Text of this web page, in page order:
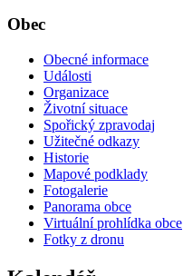
Obec
Obecné informace
Události
Organizace
Životní situace
Spořický zpravodaj
Užitečné odkazy
Historie
Mapové podklady
Fotogalerie
Panorama obce
Virtuální prohlídka obce
Fotky z dronu